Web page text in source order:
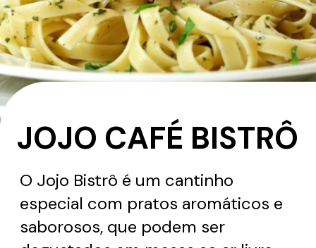
JOJO CAFÉ BISTRÔ
O Jojo Bistrô é um cantinho
especial com pratos aromáticos e
saborosos, que podem ser